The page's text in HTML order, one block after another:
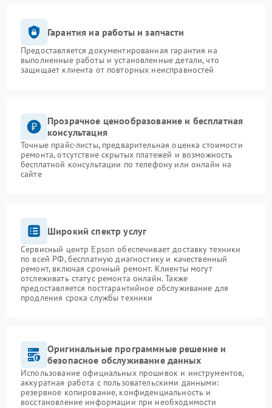
Гарантия на работы и запчасти
Предоставляется документированная гарантия на
выполненные работы и установленные детали, что
защищает клиента от повторных неисправностей
Прозрачное ценообразование и бесплатная
консультация
Точные прайс-листы, предварительная оценка стоимости
ремонта, отсутствие скрытых платежей и возможность
бесплатной консультации по телефону или онлайн на
сайте
Широкий спектр услуг
Сервисный центр Epson обеспечивает доставку техники
по всей РФ, бесплатную диагностику и качественный
ремонт, включая срочный ремонт. Клиенты могут
отслеживать статус ремонта онлайн. Также
предоставляется постгарантийное обслуживание для
продления срока службы техники
Оригинальные программные решение и
безопасное обслуживание данных
Использование официальных прошивок и инструментов,
аккуратная работа с пользовательскими данными:
резервное копирование, конфиденциальность и
восстановление информации при необходимости